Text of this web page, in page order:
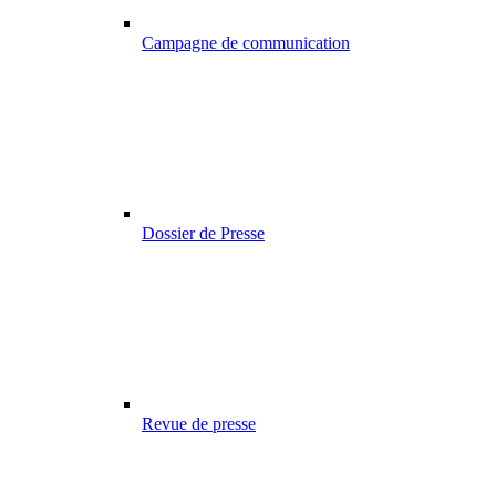
Campagne de communication
Dossier de Presse
Revue de presse